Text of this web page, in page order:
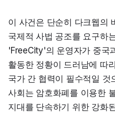
이 사건은 단순히 다크웹의
국제적 사법 공조를 요구하
'FreeCity'의 운영자가 중국
활동한 정황이 드러남에 따
국가 간 협력이 필수적일 것
사회는 암호화폐를 이용한
지대를 단속하기 위한 강화